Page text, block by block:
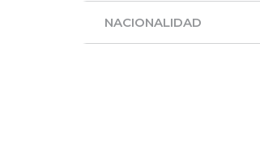
NACIONALIDAD